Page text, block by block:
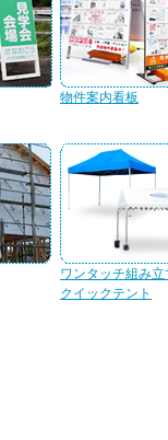
物件案内看板
ワンタッチ組み
クイックテント